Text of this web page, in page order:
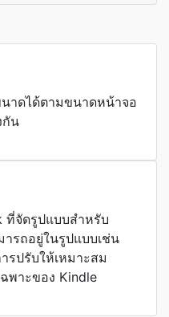
าดได้ตามขนาดหน้าจอ
กัน
ที่จัดรูปแบบสำหรับ
รถอยู่ในรูปแบบเช่น
รปรับให้เหมาะสม
พาะของ Kindle